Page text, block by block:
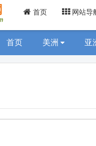
首页 网站导
首页 美洲 亚